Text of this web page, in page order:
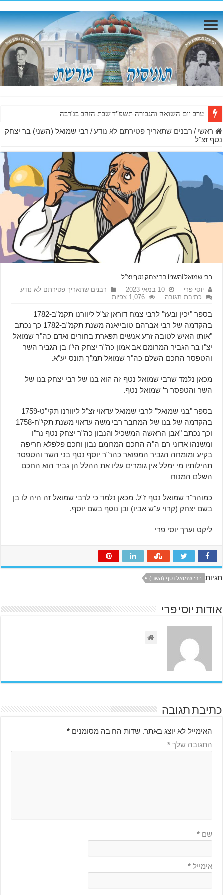
ערב יום השואה והגבורה תשפ"ד שבת הזהב בג'רבה
ראשי / רבנים שתאריך פטירתם לא נודע/ רבי שמואל (השני) בר יצחק
נטף זצ"ל
רבי שמואל (השני) בר יצחק נטף זצ"ל
יוסי פרי 10 במאי 2023
רבנים שתאריך פטירתם לא נודע
כתיבת תגובה
1,076 צפיות
בספר "יכין ובעז" לרבי צמח דוראן זצ"ל ליוורנו תקמ"ב-1782
בהקדמה של רבי אברהם טובייאנה משנת תקמ"ב-1782 כך נכתב
"אותו האיש לטובה זרע אנשים תפארת בחורים ואדם כה"ר שמואל
יצ"ו בר הגביר המרומם אב אמון כה"ר יצחק הי"ו בן הגביר השר
והטפסר החכם השלם כה"ר שמואל תמ"ך תונס יע"א.
מכאן נלמד שרבי שמואל נטף זה הוא בנו של רבי יצחק בנו של
השר והטפסר ר' שמואל נטף.
בספר "בני שמואל" לרבי שמואל עדאוי זצ"ל ליוורנו תקי"ט-1759
בהקדמה של בנו של המחבר רבי משה עדאוי משנת תקי"ח-1758
וכך נכתב "אבן הראשה המשכיל והנבון כה"ר יצחק נטף נר"ו
ומשנהו אדוני רם ה"ה החכם המרומם נבון וחכם פלפלא חריפה
בקיע ומומחה הגביר המפואר כהר"ר יוסף נטף בני השר והטפסר
תהילותיו מי ימלל אין גומרים עליו את ההלל הן גביר הוא החכם
השלם המנוח
כמוהר"ר שמואל נטף ז"ל. מכאן נלמד כי לרבי שמואל זה היה לו בן
בשם יצחק (קרוי ע"ש אביו) ובן נוסף בשם יוסף.
ליקט וערך יוסי פרי
תגיות רבי שמואל נטף (השני)
אודות יוסי פרי
כתיבת תגובה
האימייל לא יוצג באתר. שדות החובה מסומנים*
התגובה שלך*
שם*
אימייל*